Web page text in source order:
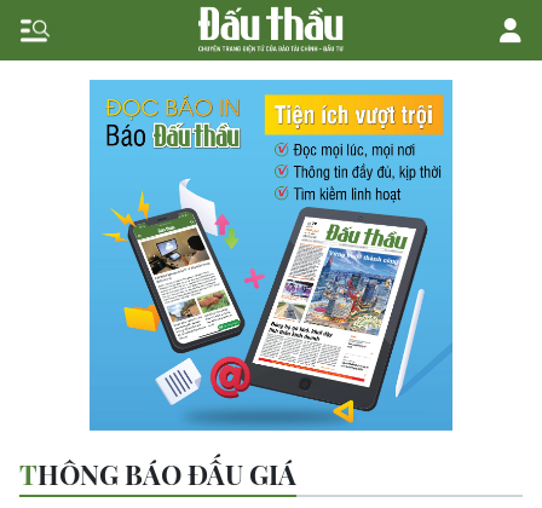
THÔNG BÁO ĐẤU GIÁ